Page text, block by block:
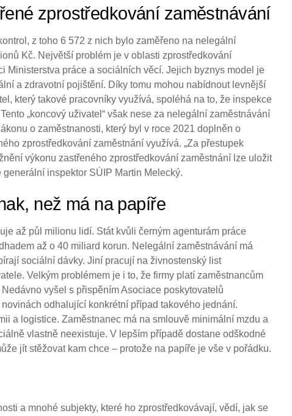
zprostředkování zaměstnávání
z toho 6 572 z nich bylo zaměřeno na nelegální
Kč. Největší problém je v oblasti zprostředkování
Ministerstva práce a sociálních věcí. Jejich byznys model je
a zdravotní pojištění. Díky tomu mohou nabídnout levnější
který takové pracovníky využívá, spoléhá na to, že inspekce
„koncový uživatel“ však nese za nelegální zaměstnávání
o zaměstnanosti, který byl v roce 2021 doplněn o
zprostředkování zaměstnání využívá. „Za přestupek
výkonu zastřeného zprostředkování zaměstnání lze uložit
inspektor SÚIP Martin Melecký.
než má na papíře
až půl milionu lidí. Stát kvůli černým agenturám práce
až o 40 miliard korun. Nelegální zaměstnávání má
sociální dávky. Jiní pracují na živnostenský list
Velkým problémem je i to, že firmy platí zaměstnancům
vyšel s přispěním Asociace poskytovatelů
odhalující konkrétní případ takového jednání.
a logistice. Zaměstnanec má na smlouvě minimální mzdu a
vlastně neexistuje. V lepším případě dostane odškodné
jít stěžovat kam chce – protože na papíře je vše v pořádku.
a mnohé subjekty, které ho zprostředkovávají, vědí, jak se